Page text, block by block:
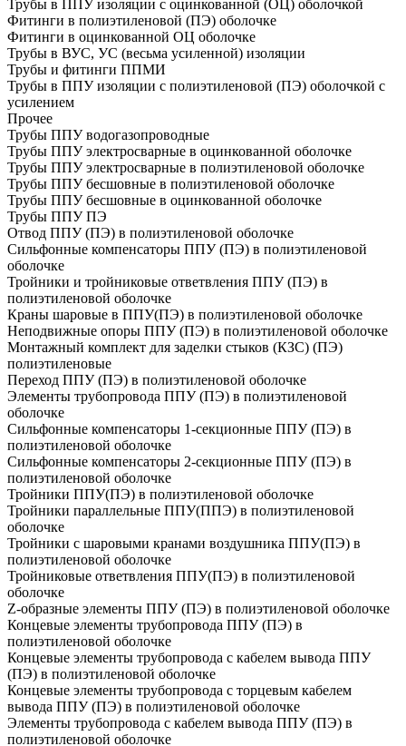
Трубы в ППУ изоляции с оцинкованной (ОЦ) оболочкой
Фитинги в полиэтиленовой (ПЭ) оболочке
Фитинги в оцинкованной ОЦ оболочке
Трубы в ВУС, УС (весьма усиленной) изоляции
Трубы и фитинги ППМИ
Трубы в ППУ изоляции с полиэтиленовой (ПЭ) оболочкой с
усилением
Прочее
Трубы ППУ водогазопроводные
Трубы ППУ электросварные в оцинкованной оболочке
Трубы ППУ электросварные в полиэтиленовой оболочке
Трубы ППУ бесшовные в полиэтиленовой оболочке
Трубы ППУ бесшовные в оцинкованной оболочке
Трубы ППУ ПЭ
Отвод ППУ (ПЭ) в полиэтиленовой оболочке
Сильфонные компенсаторы ППУ (ПЭ) в полиэтиленовой
оболочке
Тройники и тройниковые ответвления ППУ (ПЭ) в
полиэтиленовой оболочке
Краны шаровые в ППУ(ПЭ) в полиэтиленовой оболочке
Неподвижные опоры ППУ (ПЭ) в полиэтиленовой оболочке
Монтажный комплект для заделки стыков (КЗС) (ПЭ)
полиэтиленовые
Переход ППУ (ПЭ) в полиэтиленовой оболочке
Элементы трубопровода ППУ (ПЭ) в полиэтиленовой
оболочке
Сильфонные компенсаторы 1-секционные ППУ (ПЭ) в
полиэтиленовой оболочке
Сильфонные компенсаторы 2-секционные ППУ (ПЭ) в
полиэтиленовой оболочке
Тройники ППУ(ПЭ) в полиэтиленовой оболочке
Тройники параллельные ППУ(ППЭ) в полиэтиленовой
оболочке
Тройники с шаровыми кранами воздушника ППУ(ПЭ) в
полиэтиленовой оболочке
Тройниковые ответвления ППУ(ПЭ) в полиэтиленовой
оболочке
Z-образные элементы ППУ (ПЭ) в полиэтиленовой оболочке
Концевые элементы трубопровода ППУ (ПЭ) в
полиэтиленовой оболочке
Концевые элементы трубопровода с кабелем вывода ППУ
(ПЭ) в полиэтиленовой оболочке
Концевые элементы трубопровода с торцевым кабелем
вывода ППУ (ПЭ) в полиэтиленовой оболочке
Элементы трубопровода с кабелем вывода ППУ (ПЭ) в
полиэтиленовой оболочке